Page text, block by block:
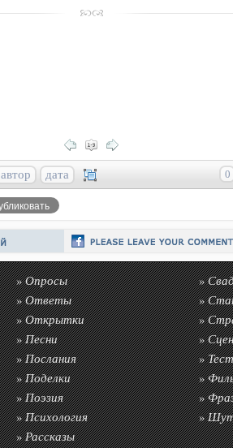
автор дата 0
»Опросы
»Ответы
»Открытки
»Песни
»Послания
»Поделки
»Поэзия
»Психология
»Рассказы
»
»
»
»
»
»
»
»